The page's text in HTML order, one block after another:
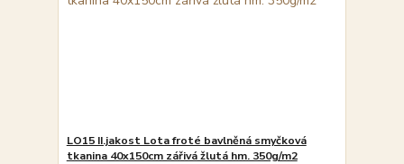
LO15 II.jakost Lota froté bavlněná smyčková
tkanina 40x150cm zářivá žlutá hm. 350g/m2